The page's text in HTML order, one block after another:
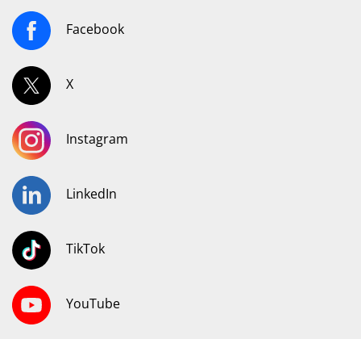
Facebook
X
Instagram
LinkedIn
TikTok
YouTube